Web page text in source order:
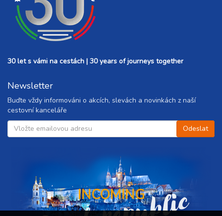
30 let s vámi na cestách | 30 years of journeys together
Newsletter
Buďte vždy informováni o akcích, slevách a novinkách z naší
cestovní kanceláře
INCOMING